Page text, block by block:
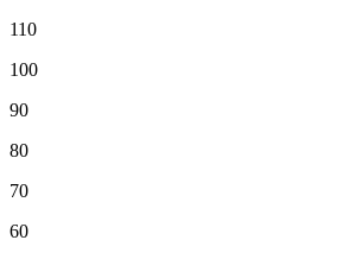
110
100
90
80
70
60